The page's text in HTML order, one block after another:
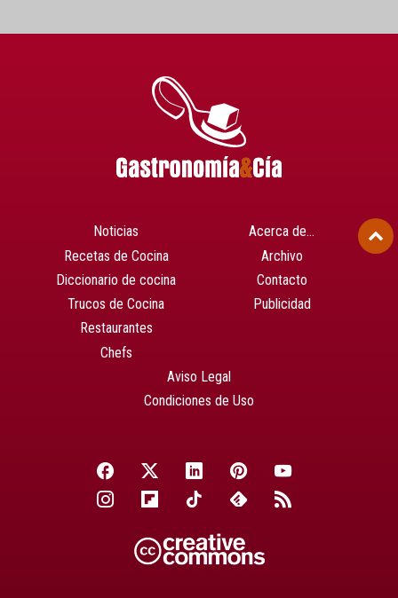
Noticias
Recetas de Cocina
Diccionario de cocina
Trucos de Cocina
Restaurantes
Chefs
Acerca de…
Archivo
Contacto
Publicidad
Aviso Legal
Condiciones de Uso